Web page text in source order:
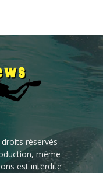
réservés
même
est interdite